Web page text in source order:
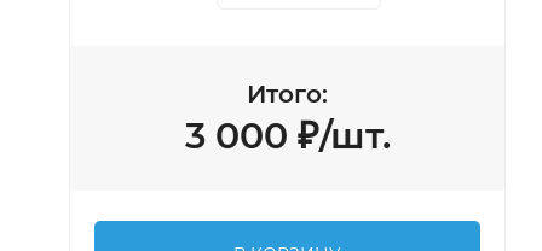
Итого:
3 000 ₽/шт.